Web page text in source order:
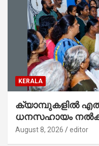
KERALA
ക്യാമ്പുകളിൽ
ധനസഹായം
അനിൽകുമാർ
August 8, 2026 editor